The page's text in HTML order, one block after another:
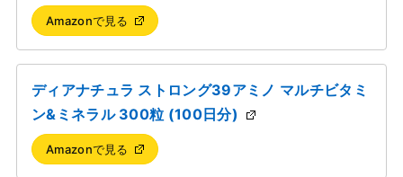
Amazonで見る
ディアナチュラ ストロング39アミノ マルチビタミ
ン&ミネラル 300粒 (100日分)
Amazonで見る